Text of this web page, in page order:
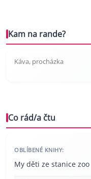
Kam na rande?
Káva, procházka
Co rád/a čtu
OBLÍBENÉ KNIHY:
My děti ze stanice zoo